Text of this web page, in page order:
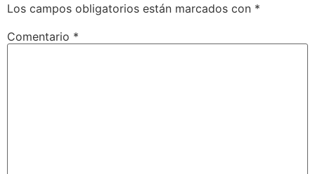
Los campos obligatorios están marcados con *
Comentario *